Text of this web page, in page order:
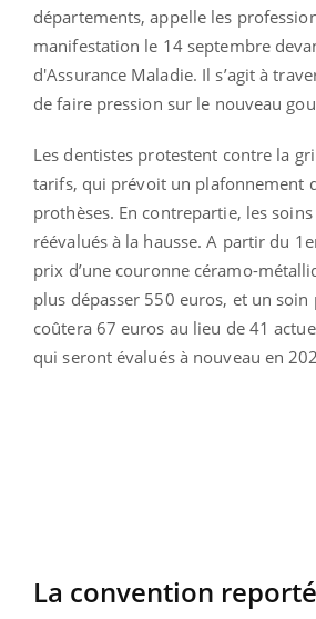
départements, appelle les
manifestation le 14 septembre
d'Assurance Maladie. Il s’agit à
de faire pression sur le nouveau
Les dentistes protestent contre la
tarifs, qui prévoit un plafonnement
prothèses. En contrepartie, les
réévalués à la hausse. A partir du
prix d’une couronne céramo-
plus dépasser 550 euros, et un
coûtera 67 euros au lieu de 41
qui seront évalués à nouveau en
La convention